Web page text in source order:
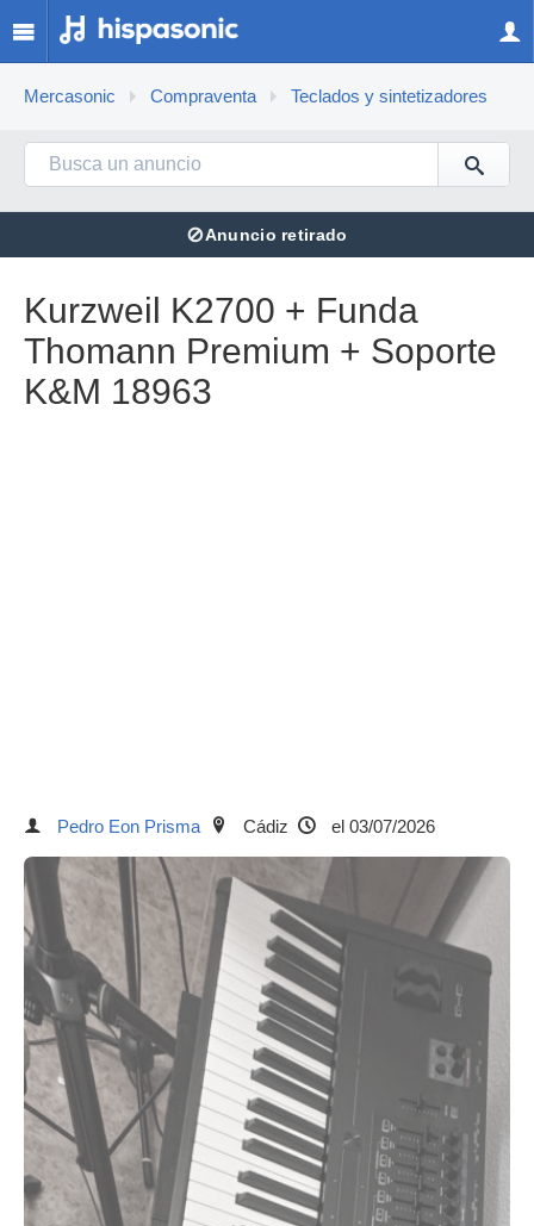
Mercasonic Compraventa Teclados y sintetizadores
⊘Anuncio retirado
Kurzweil K2700 + Funda
Thomann Premium + Soporte
K&M 18963
Pedro Eon Prisma Cádiz el 03/07/2026